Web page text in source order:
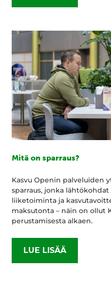
Mitä on sparraus?
Kasvu Openin palveluiden
sparraus, jonka
liiketoiminta ja
maksutonta – näin on ollut
perustamisesta alkaen.
LUE LISÄÄ